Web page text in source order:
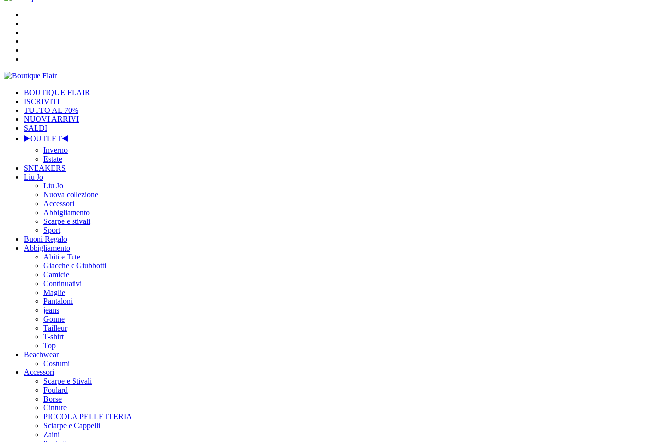
BOUTIQUE FLAIR
ISCRIVITI
TUTTO AL 70%
NUOVI ARRIVI
SALDI
▶️OUTLET◀️
Inverno
Estate
SNEAKERS
Liu Jo
Liu Jo
Nuova collezione
Accessori
Abbigliamento
Scarpe e stivali
Sport
Buoni Regalo
Abbigliamento
Abiti e Tute
Giacche e Giubbotti
Camicie
Continuativi
Maglie
Pantaloni
jeans
Gonne
Tailleur
T-shirt
Top
Beachwear
Costumi
Accessori
Scarpe e Stivali
Foulard
Borse
Cinture
PICCOLA PELLETTERIA
Sciarpe e Cappelli
Zaini